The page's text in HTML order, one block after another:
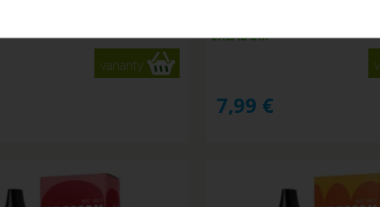
varianty
SKLADOM
7,99 €